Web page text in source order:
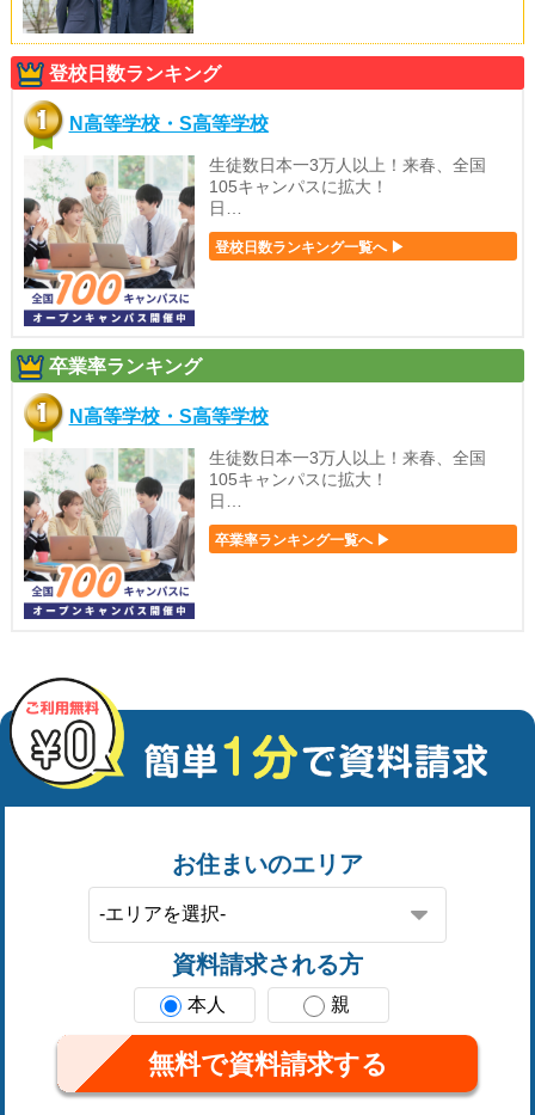
登校日数ランキング
N高等学校・S高等学校
生徒数日本一3万人以上！来春、全国
105キャンパスに拡大！
日…
登校日数ランキング一覧へ ▶
卒業率ランキング
N高等学校・S高等学校
生徒数日本一3万人以上！来春、全国
105キャンパスに拡大！
日…
卒業率ランキング一覧へ ▶
お住まいのエリア
資料請求される方
本人 親
無料で資料請求する